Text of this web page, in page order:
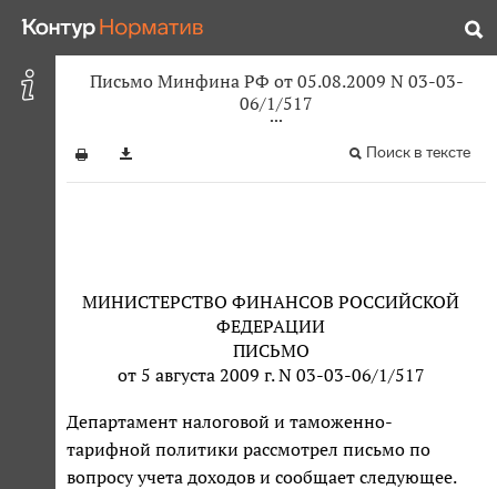
Письмо Минфина РФ от 05.08.2009 N 03-03-
06/1/517
Поиск в тексте
МИНИСТЕРСТВО ФИНАНСОВ РОССИЙСКОЙ
ФЕДЕРАЦИИ
ПИСЬМО
от 5 августа 2009 г. N 03-03-06/1/517
Департамент налоговой и таможенно-
тарифной политики рассмотрел письмо по
вопросу учета доходов и сообщает следующее.